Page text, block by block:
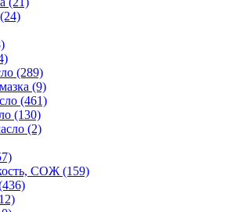
(289)
(9)
(461)
(130)
(2)
СОЖ (159)